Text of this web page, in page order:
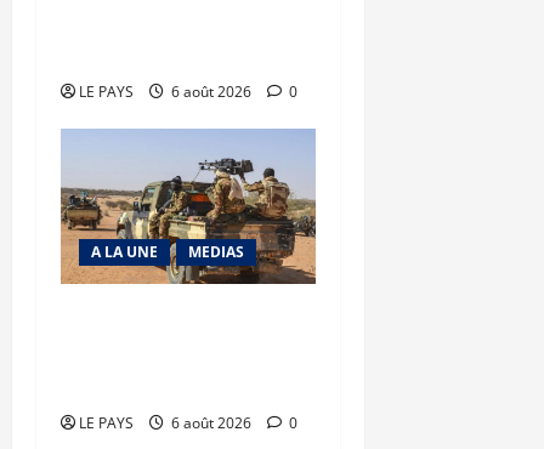
LE PAYS 6 août 2026 0
A LA UNE MEDIAS
LE PAYS 6 août 2026 0